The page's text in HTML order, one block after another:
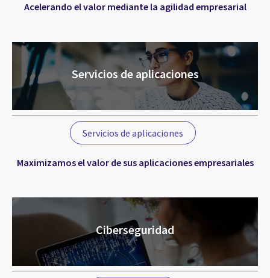
Acelerando el valor mediante la agilidad empresarial
Servicios de aplicaciones
Servicios de aplicaciones
Maximizamos el valor de sus aplicaciones empresariales
Ciberseguridad